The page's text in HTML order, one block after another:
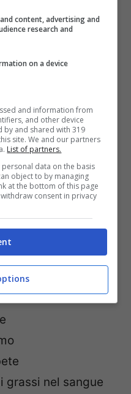
energizzante
e arterie
glicemico
venoso
grassi nel sangue
content, advertising and
research and
on a device
and information from
and other device
by and shared with 319
site. We and our partners
List of partners.
data on the basis
object to by managing
at the bottom of this page
consent in privacy